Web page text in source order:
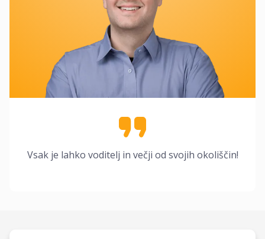
Vsak je lahko voditelj in večji od svojih okoliščin!